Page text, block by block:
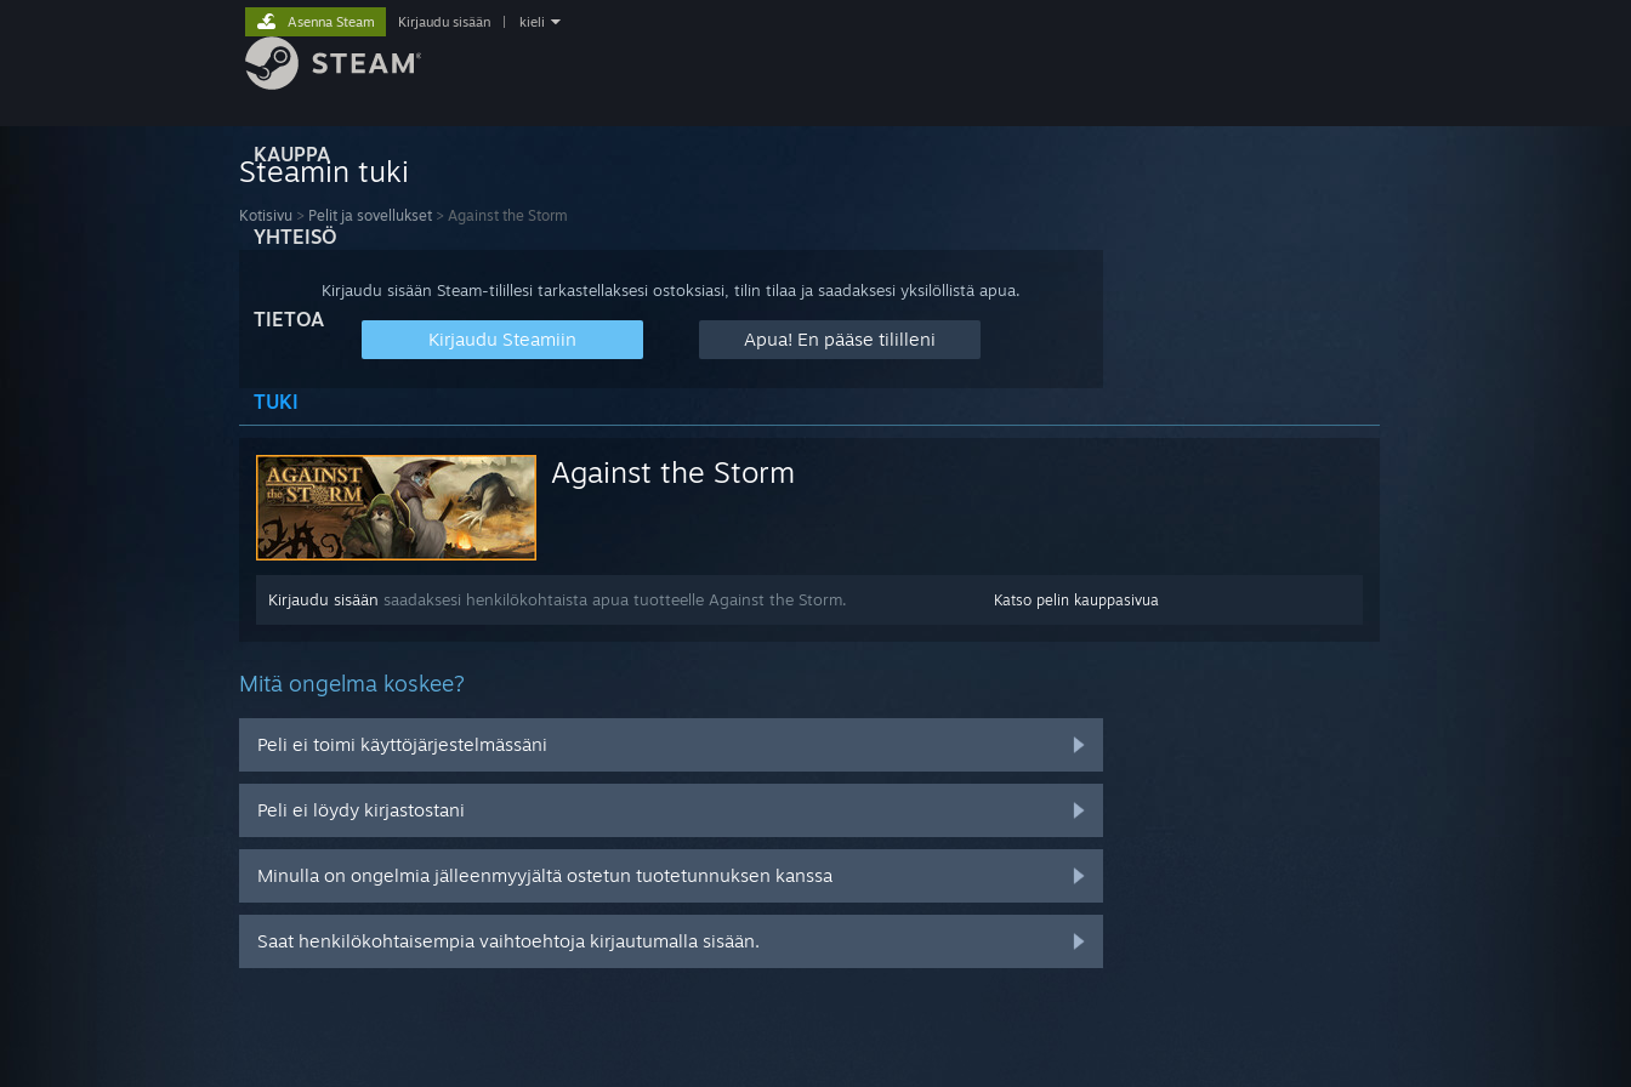
KAUPPA
YHTEISÖ
TIETOA
TUKI
Asenna Steam Kirjaudu sisään kieli
Steamin tuki
Kotisivu > Pelit ja sovellukset > Against the Storm
Kirjaudu sisään Steam-tilillesi tarkastellaksesi ostoksiasi, tilin tilaa ja saadaksesi yksilöllistä apua.
Kirjaudu Steamiin Apua! En pääse tililleni
Against the Storm
Katso pelin kauppasivua
Kirjaudu sisään saadaksesi henkilökohtaista apua tuotteelle Against the Storm.
Mitä ongelma koskee?
Peli ei toimi käyttöjärjestelmässäni
Peli ei löydy kirjastostani
Minulla on ongelmia jälleenmyyjältä ostetun tuotetunnuksen kanssa
Saat henkilökohtaisempia vaihtoehtoja kirjautumalla sisään.